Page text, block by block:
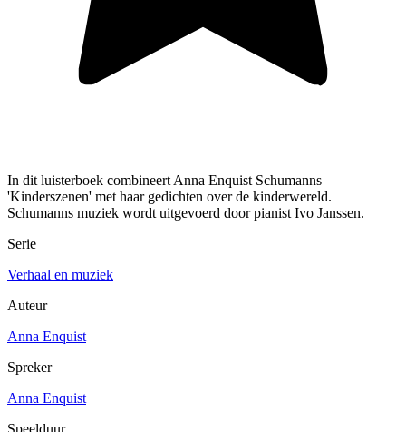
In dit luisterboek combineert Anna Enquist Schumanns
'Kinderszenen' met haar gedichten over de kinderwereld.
Schumanns muziek wordt uitgevoerd door pianist Ivo Janssen.
Serie
Verhaal en muziek
Auteur
Anna Enquist
Spreker
Anna Enquist
Speelduur